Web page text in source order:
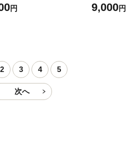
円 9,000円
2 3 4 5
次へ